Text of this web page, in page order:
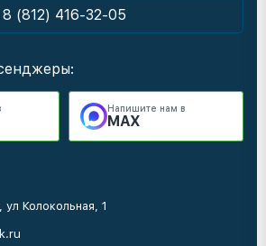
8 (812) 416-32-05
Напишите нам в
MAX
Колокольная, 1